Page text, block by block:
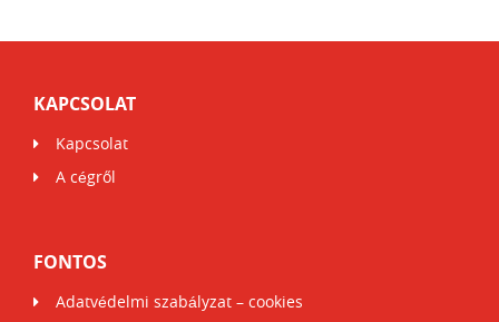
KAPCSOLAT
Kapcsolat
A cégről
FONTOS
Adatvédelmi szabályzat – cookies